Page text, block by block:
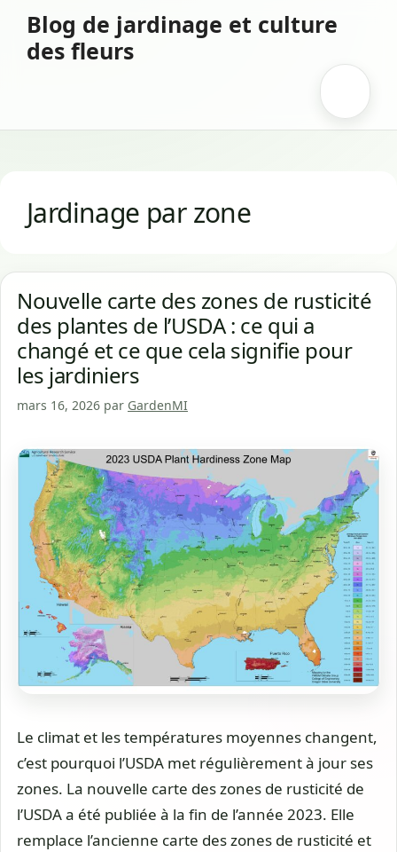
contenu
Blog de jardinage et culture
des fleurs
Jardinage par zone
Nouvelle carte des zones de rusticité
des plantes de l’USDA : ce qui a
changé et ce que cela signifie pour
les jardiniers
mars 16, 2026 par GardenMI
Le climat et les températures moyennes changent,
c’est pourquoi l’USDA met régulièrement à jour ses
zones. La nouvelle carte des zones de rusticité de
l’USDA a été publiée à la fin de l’année 2023. Elle
remplace l’ancienne carte des zones de rusticité et